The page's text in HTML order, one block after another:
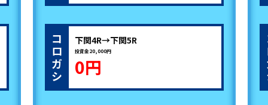
コ
ロ
ガ
シ
下関4R→下関5R
投資金20,000円
0円